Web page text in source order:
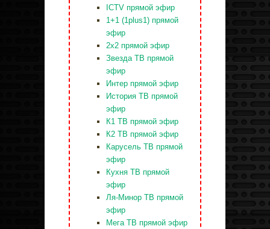
ICTV прямой эфир
1+1 (1plus1) прямой
эфир
2x2 прямой эфир
Звезда ТВ прямой
эфир
Интер прямой эфир
История ТВ прямой
эфир
К1 ТВ прямой эфир
К2 ТВ прямой эфир
Карусель ТВ прямой
эфир
Кухня ТВ прямой
эфир
Ля-Минор ТВ прямой
эфир
Мега ТВ прямой эфир